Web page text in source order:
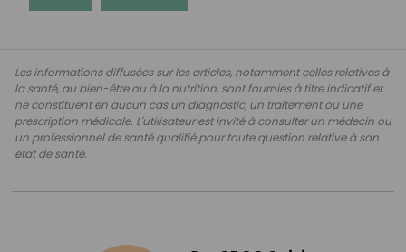
Les informations diffusées sur les articles, notamment celles relatives à
la santé, au bien-être ou à la nutrition, sont fournies à titre indicatif et
ne constituent en aucun cas un diagnostic, un traitement ou une
prescription médicale. L'utilisateur est invité à consulter un médecin ou
un professionnel de santé qualifié pour toute question relative à son
état de santé.